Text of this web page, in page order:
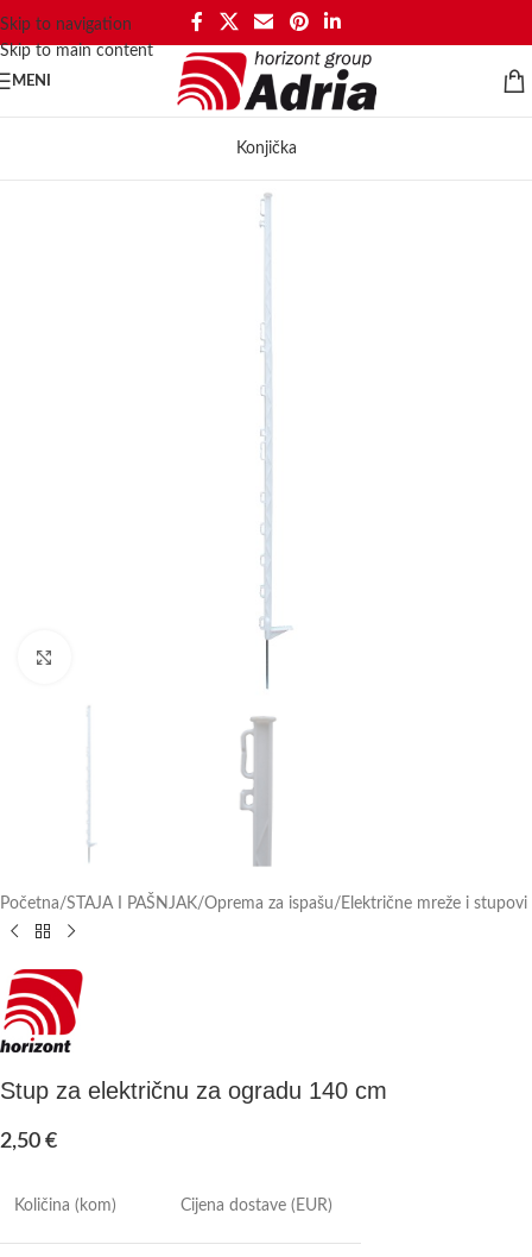
Skip to navigation
Skip to main content
MENI
Konjička
Početna/STAJA I PAŠNJAK/Oprema za ispašu/ Električne mreže i stupovi
Stup za električnu za ogradu 140 cm
2,50 €
Količina (kom) Cijena dostave (EUR)